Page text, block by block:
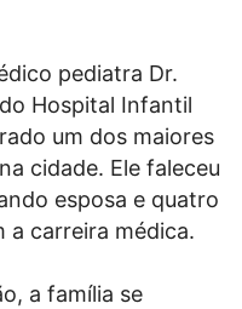
pediatra Dr.
Hospital Infantil
um dos maiores
cidade. Ele faleceu
esposa e quatro
carreira médica.
a família se